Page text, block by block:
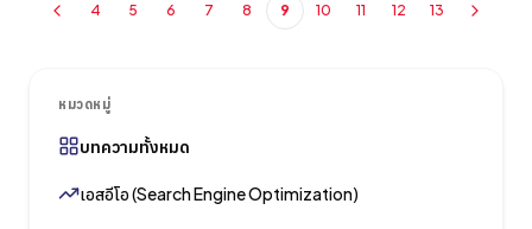
หมวดหมู่
บทความทั้งหมด
เอสอีโอ (Search Engine Optimization)
4 5 6 7 8 9 10 11 12 13